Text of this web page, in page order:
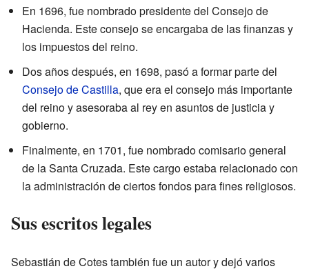
En 1696, fue nombrado presidente del Consejo de
Hacienda. Este consejo se encargaba de las finanzas y
los impuestos del reino.
Dos años después, en 1698, pasó a formar parte del
Consejo de Castilla, que era el consejo más importante
del reino y asesoraba al rey en asuntos de justicia y
gobierno.
Finalmente, en 1701, fue nombrado comisario general
de la Santa Cruzada. Este cargo estaba relacionado con
la administración de ciertos fondos para fines religiosos.
Sus escritos legales
Sebastián de Cotes también fue un autor y dejó varios